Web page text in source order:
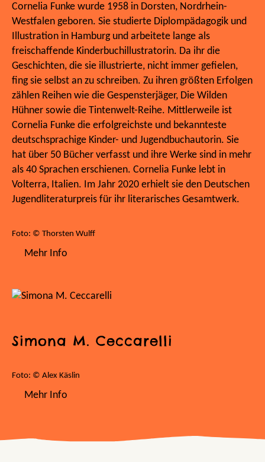
Cornelia Funke wurde 1958 in Dorsten, Nordrhein-
Westfalen geboren. Sie studierte Diplompädagogik und
Illustration in Hamburg und arbeitete lange als
freischaffende Kinderbuchillustratorin. Da ihr die
Geschichten, die sie illustrierte, nicht immer gefielen,
fing sie selbst an zu schreiben. Zu ihren größten Erfolgen
zählen Reihen wie die Gespensterjäger, Die Wilden
Hühner sowie die Tintenwelt-Reihe. Mittlerweile ist
Cornelia Funke die erfolgreichste und bekannteste
deutschsprachige Kinder- und Jugendbuchautorin. Sie
hat über 50 Bücher verfasst und ihre Werke sind in mehr
als 40 Sprachen erschienen. Cornelia Funke lebt in
Volterra, Italien. Im Jahr 2020 erhielt sie den Deutschen
Jugendliteraturpreis für ihr literarisches Gesamtwerk.
Foto: © Thorsten Wulff
Mehr Info
Simona M. Ceccarelli
Foto: © Alex Käslin
Mehr Info